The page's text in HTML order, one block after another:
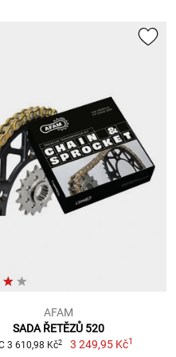
AFAM
SADA ŘETĚZŮ 520
3 610,98 Kč2 3 249,95 Kč1